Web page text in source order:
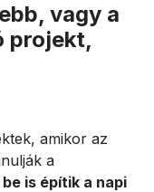
vagy a
projekt,
amikor az
a
be is építik a napi